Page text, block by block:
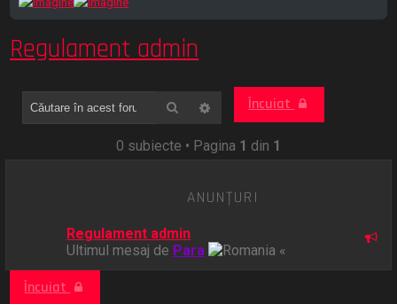
Regulament admin
Încuiat
Căutare Căutare avansată
0 subiecte • Pagina 1 din 1
ANUNŢURI
Regulament admin
Ultimul mesaj de Para «
Încuiat